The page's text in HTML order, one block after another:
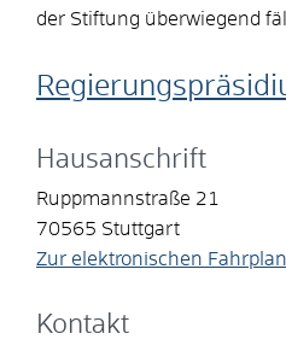
der Stiftung überwiegend
Hausanschrift
Ruppmannstraße 21
70565 Stuttgart
Zur elektronischen
Kontakt